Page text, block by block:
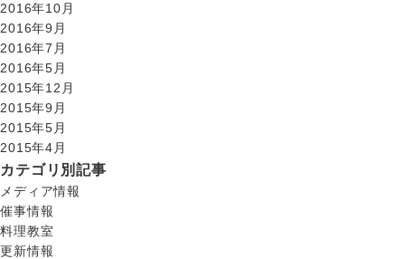
2016年10月
2016年9月
2016年7月
2016年5月
2015年12月
2015年9月
2015年5月
2015年4月
カテゴリ別記事
メディア情報
催事情報
料理教室
更新情報